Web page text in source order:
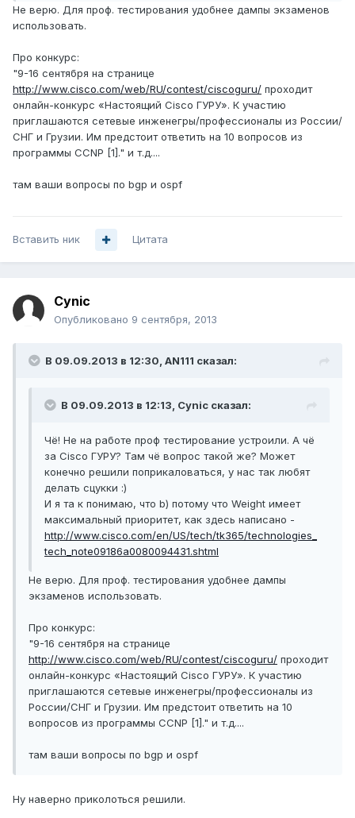
Не верю. Для проф. тестирования удобнее дампы экзаменов
использовать.
Про конкурс:
"9-16 сентября на странице
http://www.cisco.com/web/RU/contest/ciscoguru/ проходит
онлайн-конкурс «Настоящий Cisco ГУРУ». К участию
приглашаются сетевые инженегры/профессионалы из России/
СНГ и Грузии. Им предстоит ответить на 10 вопросов из
программы CCNP [1]." и т.д....
там ваши вопросы по bgp и ospf
Вставить ник Цитата
Cynic
Опубликовано 9 сентября, 2013
В 09.09.2013 в 12:30, AN111 сказал:
В 09.09.2013 в 12:13, Cynic сказал:
Чё! Не на работе проф тестирование устроили. А чё
за Cisco ГУРУ? Там чё вопрос такой же? Может
конечно решили поприкаловаться, у нас так любят
делать сцукки :)
И я та к понимаю, что b) потому что Weight имеет
максимальный приоритет, как здесь написано -
http://www.cisco.com/en/US/tech/tk365/technologies_
tech_note09186a0080094431.shtml
Не верю. Для проф. тестирования удобнее дампы
экзаменов использовать.
Про конкурс:
"9-16 сентября на странице
http://www.cisco.com/web/RU/contest/ciscoguru/ проходит
онлайн-конкурс «Настоящий Cisco ГУРУ». К участию
приглашаются сетевые инженегры/профессионалы из
России/СНГ и Грузии. Им предстоит ответить на 10
вопросов из программы CCNP [1]." и т.д....
там ваши вопросы по bgp и ospf
Ну наверно приколоться решили.